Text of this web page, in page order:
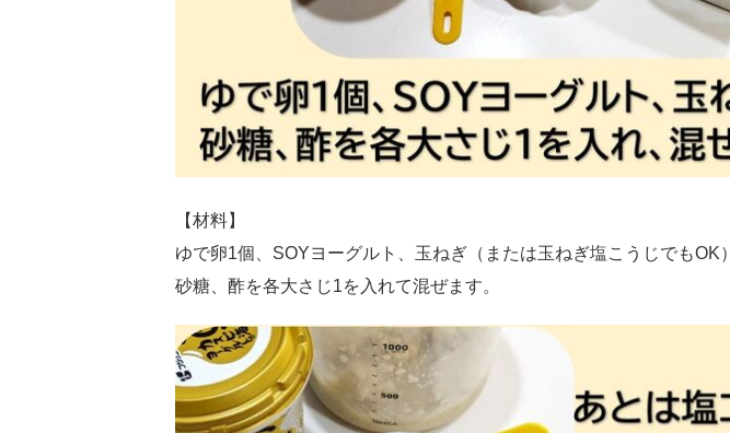
【材料】
ゆで卵1個、SOYヨーグルト、玉ねぎ（または玉ねぎ塩こうじでもOK）
砂糖、酢を各大さじ1を入れて混ぜます。